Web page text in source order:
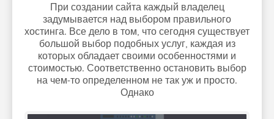
При создании сайта каждый владелец
задумывается над выбором правильного
хостинга. Все дело в том, что сегодня существует
большой выбор подобных услуг, каждая из
которых обладает своими особенностями и
стоимостью. Соответственно остановить выбор
на чем-то определенном не так уж и просто.
Однако